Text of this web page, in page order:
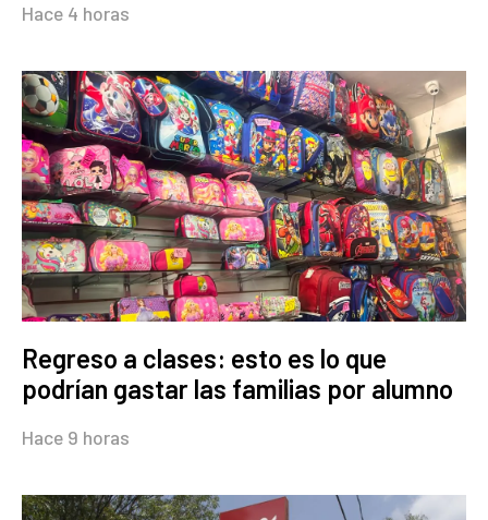
Hace 4 horas
Regreso a clases: esto es lo que
podrían gastar las familias por alumno
Hace 9 horas